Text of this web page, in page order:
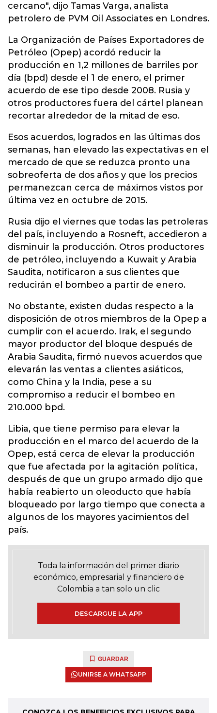
cercano", dijo Tamas Varga, analista
petrolero de PVM Oil Associates en Londres.
La Organización de Países Exportadores de
Petróleo (Opep) acordó reducir la
producción en 1,2 millones de barriles por
día (bpd) desde el 1 de enero, el primer
acuerdo de ese tipo desde 2008. Rusia y
otros productores fuera del cártel planean
recortar alrededor de la mitad de eso.
Esos acuerdos, logrados en las últimas dos
semanas, han elevado las expectativas en el
mercado de que se reduzca pronto una
sobreoferta de dos años y que los precios
permanezcan cerca de máximos vistos por
última vez en octubre de 2015.
Rusia dijo el viernes que todas las petroleras
del país, incluyendo a Rosneft, accedieron a
disminuir la producción. Otros productores
de petróleo, incluyendo a Kuwait y Arabia
Saudita, notificaron a sus clientes que
reducirán el bombeo a partir de enero.
No obstante, existen dudas respecto a la
disposición de otros miembros de la Opep a
cumplir con el acuerdo. Irak, el segundo
mayor productor del bloque después de
Arabia Saudita, firmó nuevos acuerdos que
elevarán las ventas a clientes asiáticos,
como China y la India, pese a su
compromiso a reducir el bombeo en
210.000 bpd.
Libia, que tiene permiso para elevar la
producción en el marco del acuerdo de la
Opep, está cerca de elevar la producción
que fue afectada por la agitación política,
después de que un grupo armado dijo que
había reabierto un oleoducto que había
bloqueado por largo tiempo que conecta a
algunos de los mayores yacimientos del
país.
Toda la información del primer diario
económico, empresarial y financiero de
Colombia a tan solo un clic
DESCARGUE LA APP
GUARDAR
UNIRSE A WHATSAPP